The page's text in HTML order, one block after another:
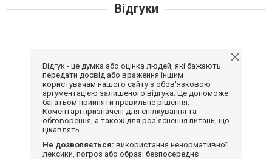
Відгуки
Відгук - це думка або оцінка людей, які бажають
передати досвід або враження іншим
користувачам нашого сайту з обов'язковою
аргументацією залишеного відгука. Це допоможе
багатьом прийняти правильне рішення.
Коментарі призначені для спілкування та
обговорення, а також для роз'яснення питань, що
цікавлять.
Не дозволяється: використання ненормативної
лексики, погроз або образ; безпосереднє